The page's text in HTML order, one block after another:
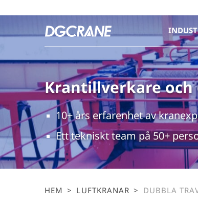
Krantillverkare
10+ års erfarenhet av
Ett tekniskt team på 50+
HEM > LUFTKRANAR > DUBBLA